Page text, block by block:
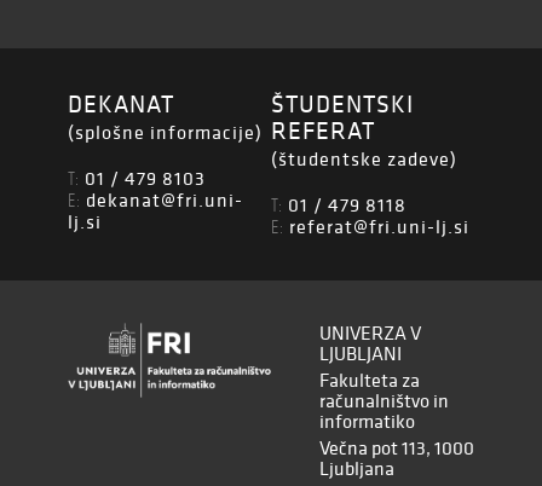
DEKANAT
(splošne informacije)
T: 01 / 479 8103
E: dekanat@fri.uni-
lj.si
ŠTUDENTSKI
REFERAT
(študentske zadeve)
T: 01 / 479 8118
E: referat@fri.uni-lj.si
UNIVERZA V
LJUBLJANI
Fakulteta za
računalništvo in
informatiko
Večna pot 113, 1000
Ljubljana